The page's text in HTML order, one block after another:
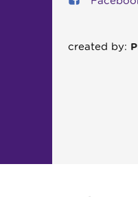
created by: